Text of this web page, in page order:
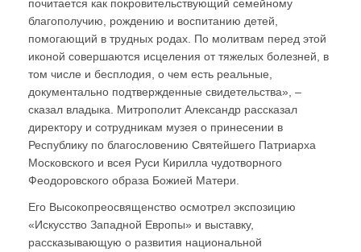
почитается как покровительствующий семейному
благополучию, рождению и воспитанию детей,
помогающий в трудных родах. По молитвам перед этой
иконой совершаются исцеления от тяжелых болезней, в
том числе и бесплодия, о чем есть реальные,
документально подтвержденные свидетельства», –
сказал владыка. Митрополит Александр рассказал
директору и сотрудникам музея о принесении в
Республику по благословению Святейшего Патриарха
Московского и всея Руси Кирилла чудотворного
Феодоровского образа Божией Матери.
Его Высокопреосвященство осмотрел экспозицию
«Искусство Западной Европы» и выставку,
рассказывающую о развития национальной